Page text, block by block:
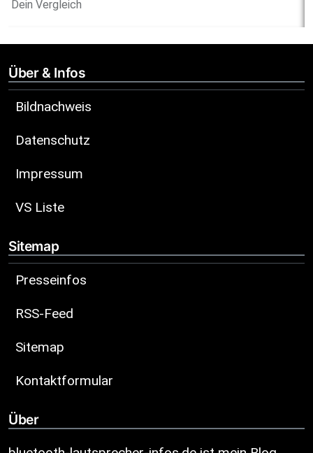
Dein Vergleich
Über & Infos
Bildnachweis
Datenschutz
Impressum
VS Liste
Sitemap
Presseinfos
RSS-Feed
Sitemap
Kontaktformular
Über